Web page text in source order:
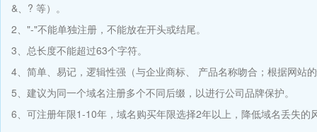
&、? 等）。
2、"-"不能单独注册，不能放在开头或结尾。
3、总长度不能超过63个字符。
4、简单、易记，逻辑性强（与企业商标、 产品名称吻合；根据网站
5、建议为同一个域名注册多个不同后缀，以进行公司品牌保护。
6、可注册年限1-10年，域名购买年限选择2年以上，降低域名丢失的